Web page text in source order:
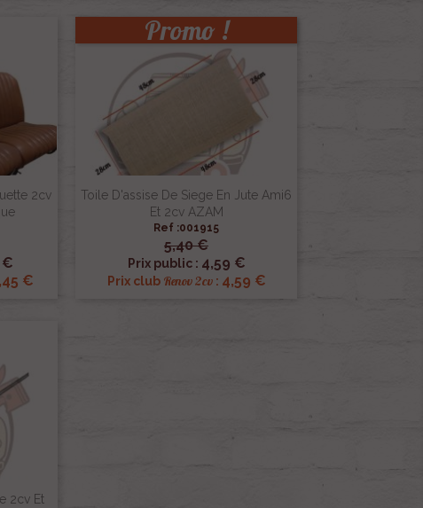
2cv
€
€
Toile D'assise De Siege En Jute Ami6
Et 2cv AZAM
Ref :001915
5,40 €
Prix public : 4,59 €
Prix club Renov 2cv: 4,59 €
Promo !
 Aperçu rapide
2cv Et